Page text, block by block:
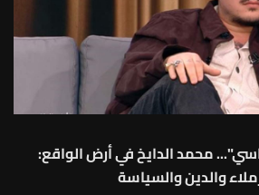
محمد الدايخ في أرض الواقع:
والدين والسياسة